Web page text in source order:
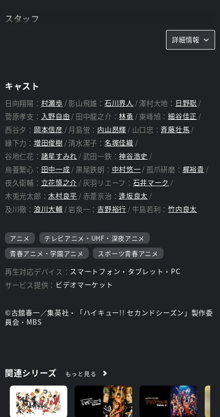
スタッフ
詳細情報
キャスト
日向翔陽： 村瀬歩 影山飛雄： 石川界人 澤村大地： 日野聡
菅原孝支： 入野自由 田中龍之介：林勇 東峰旭：細谷佳正
西谷夕： 岡本信彦 月島蛍： 内山昂輝 山口忠：斉藤壮馬
縁下力： 増田俊樹 清水潔子： 名塚佳織
谷地仁花： 諸星すみれ 武田一鉄：神谷浩史
烏養繋心： 田中一成 黒尾鉄朗： 中村悠一 孤爪研磨： 梶裕貴
夜久衛輔： 立花慎之介 灰羽リエーフ： 石井マーク
木兎光太郎：木村良平 赤葦京治：逢坂良太
及川徹： 浪川大輔 岩泉一：吉野裕行 牛島若利：竹内良太
アニメ
テレビアニメ・UHF・深夜アニメ
青春アニメ・学園アニメ
スポーツ青春アニメ
再生対応デバイス： スマートフォン・タブレット・PC
サービス提供： ビデオマーケット
©古舘春一／集英社・「ハイキュー!! セカンドシーズン」製作委
員会・MBS
関連シリーズ もっと見る